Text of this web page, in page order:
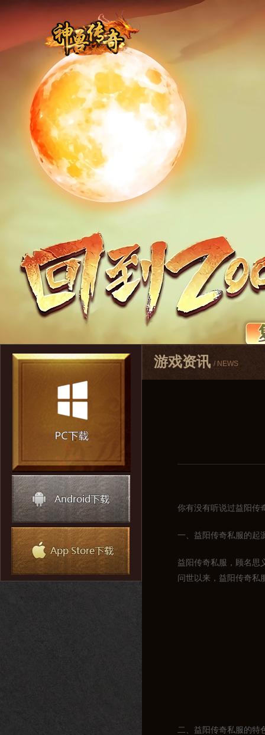
游戏资讯 / NEWS
你有没有听说过益阳传
一、益阳传奇私服的起
益阳传奇私服，顾名思
问世以来，益阳传奇私
二、益阳传奇私服的特